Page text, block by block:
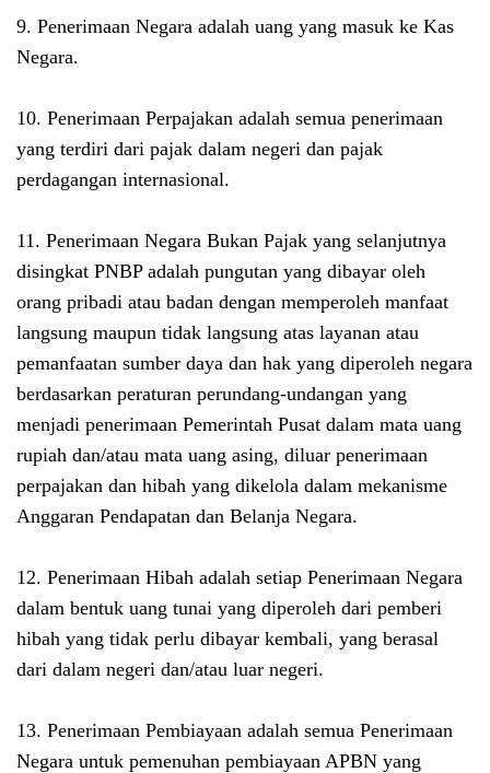
9. Penerimaan Negara adalah uang yang masuk ke Kas
Negara.
10. Penerimaan Perpajakan adalah semua penerimaan
yang terdiri dari pajak dalam negeri dan pajak
perdagangan internasional.
11. Penerimaan Negara Bukan Pajak yang selanjutnya
disingkat PNBP adalah pungutan yang dibayar oleh
orang pribadi atau badan dengan memperoleh manfaat
langsung maupun tidak langsung atas layanan atau
pemanfaatan sumber daya dan hak yang diperoleh negara
berdasarkan peraturan perundang-undangan yang
menjadi penerimaan Pemerintah Pusat dalam mata uang
rupiah dan/atau mata uang asing, diluar penerimaan
perpajakan dan hibah yang dikelola dalam mekanisme
Anggaran Pendapatan dan Belanja Negara.
12. Penerimaan Hibah adalah setiap Penerimaan Negara
dalam bentuk uang tunai yang diperoleh dari pemberi
hibah yang tidak perlu dibayar kembali, yang berasal
dari dalam negeri dan/atau luar negeri.
13. Penerimaan Pembiayaan adalah semua Penerimaan
Negara untuk pemenuhan pembiayaan APBN yang